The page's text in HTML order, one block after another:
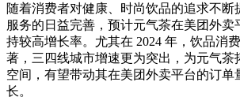
随着消费者对健康、时尚饮品的追求不断
服务的日益完善，预计元气茶在美团外卖
持较高增长率。尤其在 2024 年，饮品消
著，三四线城市增速更为突出，为元气茶
空间，有望带动其在美团外卖平台的订单
长。​